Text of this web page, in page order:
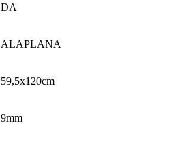
DA
ALAPLANA
59,5x120cm
9mm